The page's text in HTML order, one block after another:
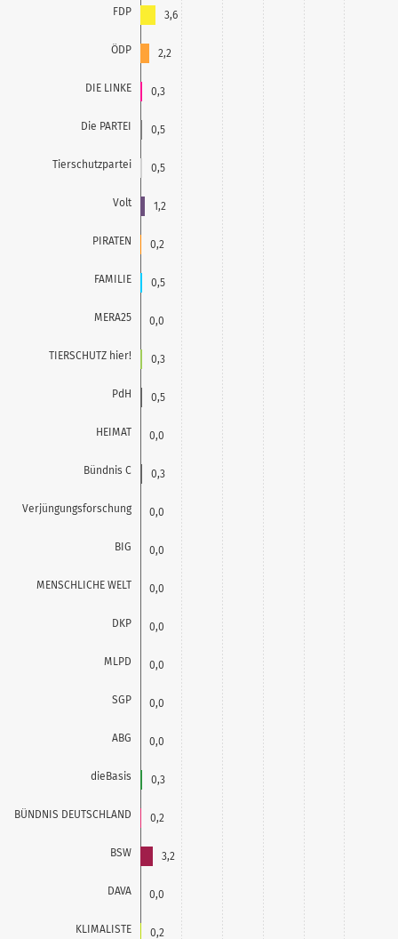
FDP
ÖDP
DIE LINKE
Die PARTEI
Tierschutzpartei
Volt
PIRATEN
FAMILIE
MERA25
TIERSCHUTZ hier!
PdH
HEIMAT
Bündnis C
Verjüngungsforschung
BIG
MENSCHLICHE WELT
DKP
MLPD
SGP
ABG
dieBasis
BÜNDNIS DEUTSCHLAND
BSW
DAVA
KLIMALISTE
3,6
2,2
0,3
0,5
0,5
1,2
0,2
0,5
0,0
0,3
0,5
0,0
0,3
0,0
0,0
0,0
0,0
0,0
0,0
0,0
0,3
0,2
3,2
0,0
0,2